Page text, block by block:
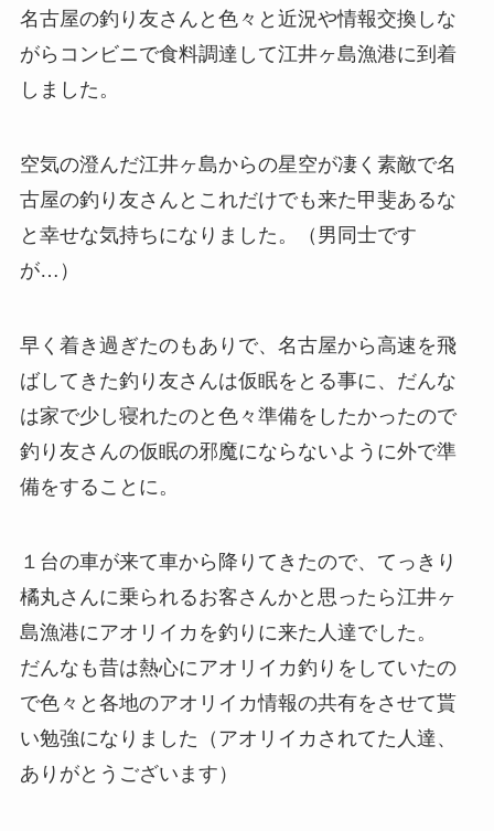
名古屋の釣り友さんと色々と近況や情報交換しな
がらコンビニで食料調達して江井ヶ島漁港に到着
しました。
空気の澄んだ江井ヶ島からの星空が凄く素敵で名
古屋の釣り友さんとこれだけでも来た甲斐あるな
と幸せな気持ちになりました。（男同士です
が…）
早く着き過ぎたのもありで、名古屋から高速を飛
ばしてきた釣り友さんは仮眠をとる事に、だんな
は家で少し寝れたのと色々準備をしたかったので
釣り友さんの仮眠の邪魔にならないように外で準
備をすることに。
１台の車が来て車から降りてきたので、てっきり
橘丸さんに乗られるお客さんかと思ったら江井ヶ
島漁港にアオリイカを釣りに来た人達でした。
だんなも昔は熱心にアオリイカ釣りをしていたの
で色々と各地のアオリイカ情報の共有をさせて貰
い勉強になりました（アオリイカされてた人達、
ありがとうございます）